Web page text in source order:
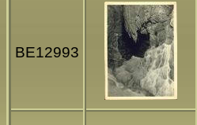
BE12993